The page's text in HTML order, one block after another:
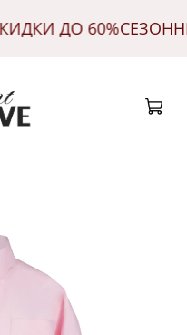
ДО 60%